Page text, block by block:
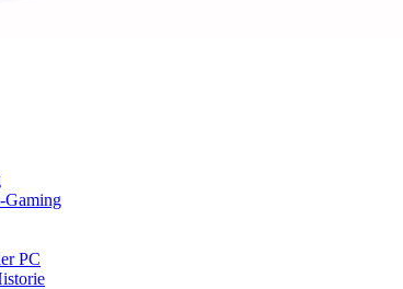
Gaming
PC